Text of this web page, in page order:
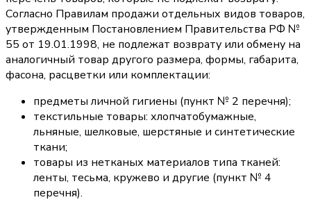
Согласно Правилам продажи отдельных видов товаров,
утвержденным Постановлением Правительства РФ №
55 от 19.01.1998, не подлежат возврату или обмену на
аналогичный товар другого размера, формы, габарита,
фасона, расцветки или комплектации:
предметы личной гигиены (пункт № 2 перечня);
текстильные товары: хлопчатобумажные,
льняные, шелковые, шерстяные и синтетические
ткани;
товары из нетканых материалов типа тканей:
ленты, тесьма, кружево и другие (пункт № 4
перечня).